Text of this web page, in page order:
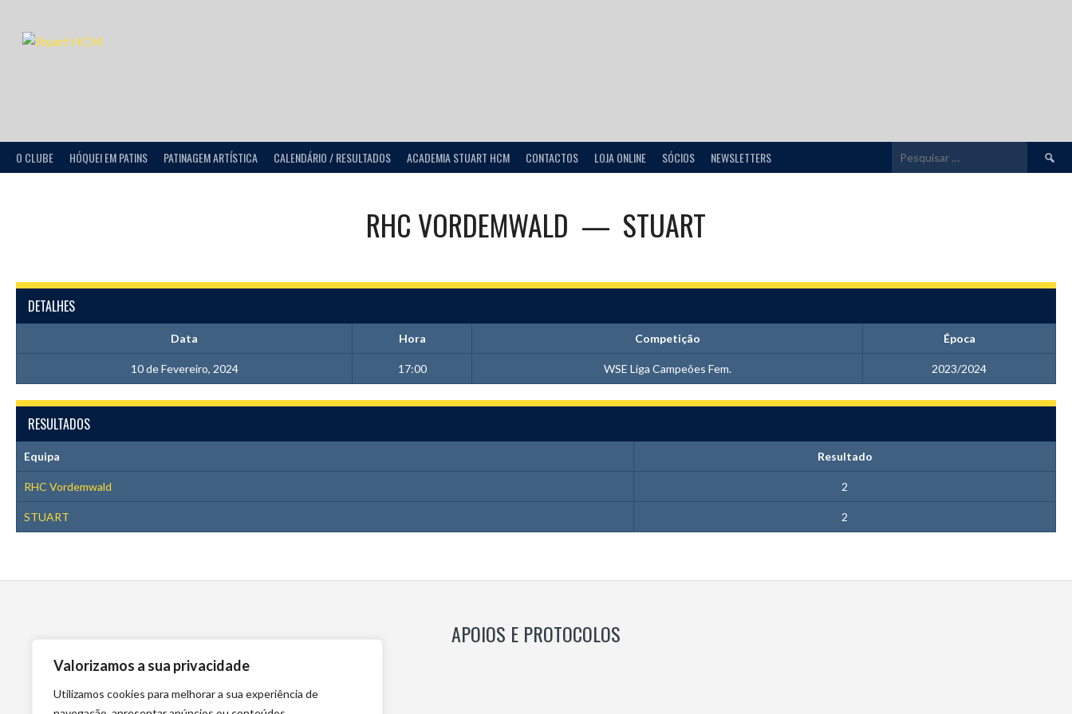
Valorizamos a sua privacidade
Utilizamos cookies para melhorar a sua experiência de
O CLUBE HÓQUEI EM PATINS PATINAGEM ARTÍSTICA CALENDÁRIO / RESULTADOS ACADEMIA STUART HCM CONTACTOS LOJA ONLINE SÓCIOS NEWSLETTERS
por:
RHC VORDEMWALD — STUART
DETALHES
Data Hora Competição Época
10 de Fevereiro, 2024 17:00 WSE Liga Campeões Fem. 2023/2024
RESULTADOS
Equipa Resultado
RHC Vordemwald 2
STUART 2
APOIOS E PROTOCOLOS